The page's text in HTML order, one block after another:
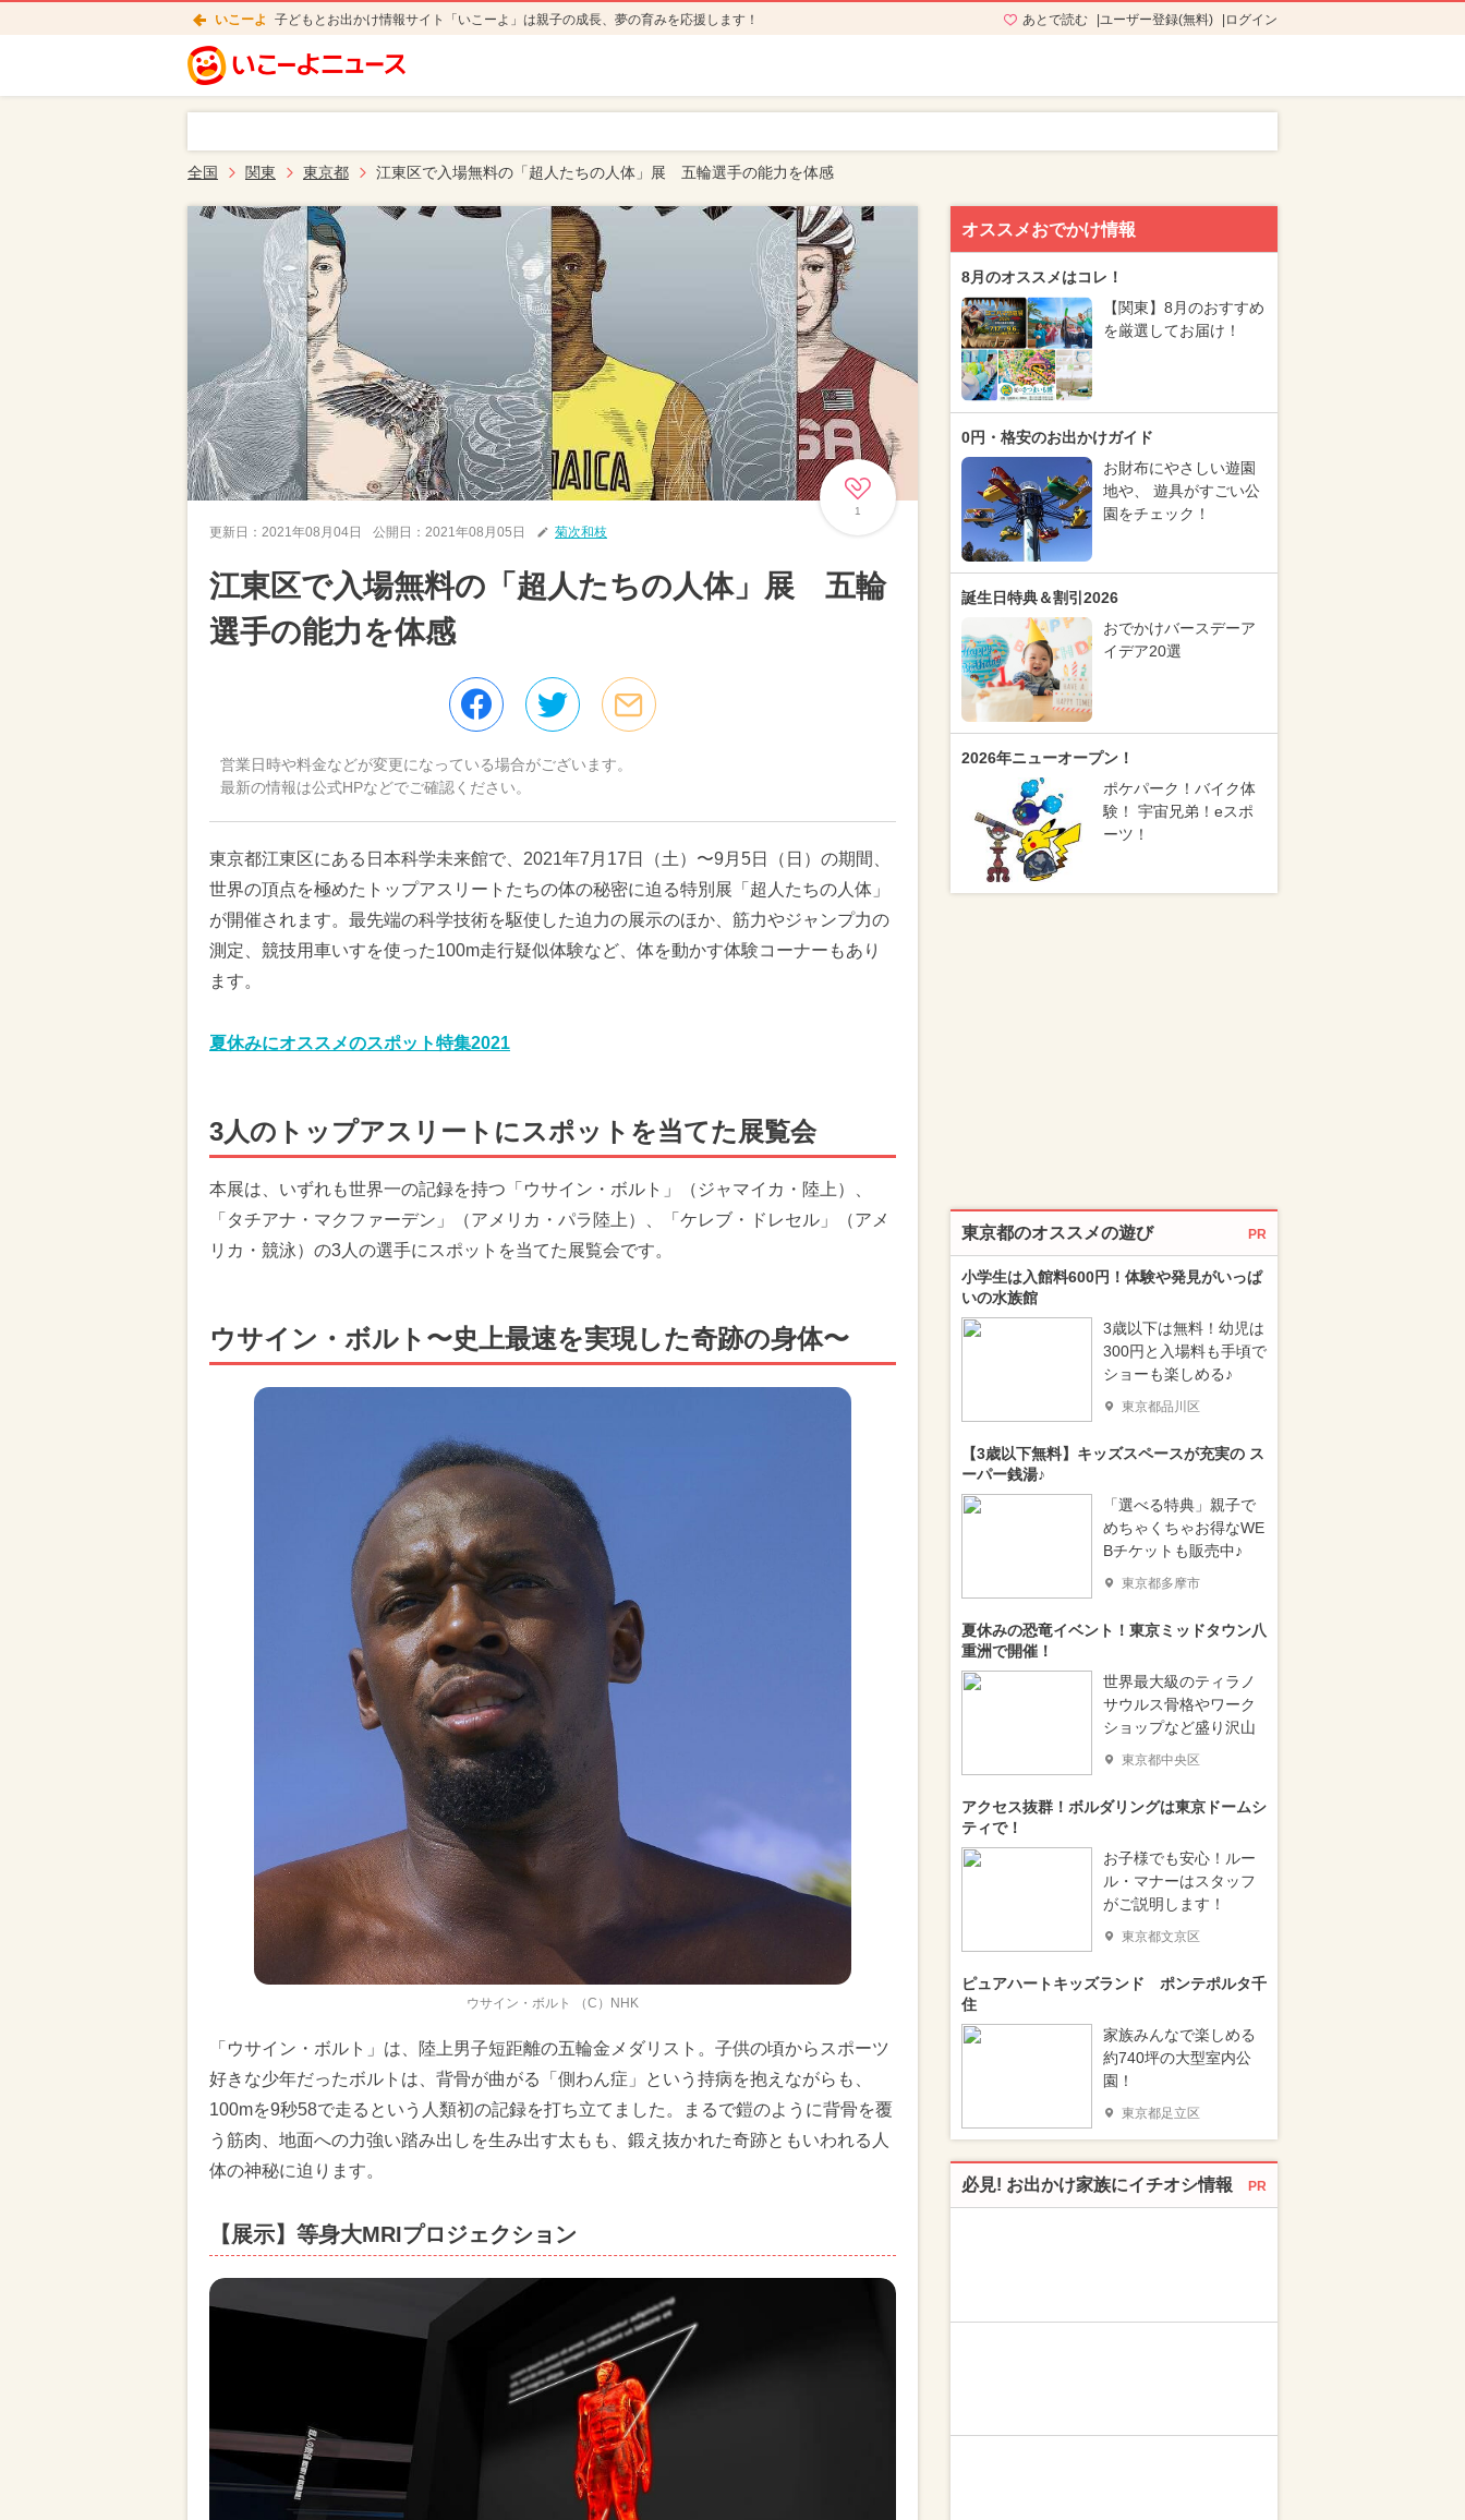
いこーよ 子どもとお出かけ情報サイト「いこーよ」は親子の成長、夢の育みを応援します！ あとで読む ユーザー登録(無料) ログイン
全国 関東 東京都 江東区で入場無料の「超人たちの人体」展 五輪選手の能力を体感
1
更新日： 2021年08月04日 公開日： 2021年08月05日 菊次和枝
江東区で入場無料の「超人たちの人体」展 五輪
選手の能力を体感
営業日時や料金などが変更になっている場合がございます。
最新の情報は公式HPなどでご確認ください。
東京都江東区にある日本科学未来館で、2021年7月17日（土）〜9月5日（日）の期間、
世界の頂点を極めたトップアスリートたちの体の秘密に迫る特別展「超人たちの人体」
が開催されます。最先端の科学技術を駆使した迫力の展示のほか、筋力やジャンプ力の
測定、競技用車いすを使った100m走行疑似体験など、体を動かす体験コーナーもあり
ます。
夏休みにオススメのスポット特集2021
3人のトップアスリートにスポットを当てた展覧会
本展は、いずれも世界一の記録を持つ「ウサイン・ボルト」（ジャマイカ・陸上）、
「タチアナ・マクファーデン」（アメリカ・パラ陸上）、「ケレブ・ドレセル」（アメ
リカ・競泳）の3人の選手にスポットを当てた展覧会です。
ウサイン・ボルト〜史上最速を実現した奇跡の身体〜
ウサイン・ボルト （C）NHK
「ウサイン・ボルト」は、陸上男子短距離の五輪金メダリスト。子供の頃からスポーツ
好きな少年だったボルトは、背骨が曲がる「側わん症」という持病を抱えながらも、
100mを9秒58で走るという人類初の記録を打ち立てました。まるで鎧のように背骨を覆
う筋肉、地面への力強い踏み出しを生み出す太もも、鍛え抜かれた奇跡ともいわれる人
体の神秘に迫ります。
【展示】等身大MRIプロジェクション
オススメおでかけ情報
8月のオススメはコレ！
【関東】8月のおすすめ
を厳選してお届け！
0円・格安のお出かけガイド
お財布にやさしい遊園
地や、 遊具がすごい公
園をチェック！
誕生日特典＆割引2026
おでかけバースデーア
イデア20選
2026年ニューオープン！
ポケパーク！バイク体
験！ 宇宙兄弟！eスポ
ーツ！
東京都のオススメの遊び PR
小学生は入館料600円！体験や発見がいっぱ
いの水族館
3歳以下は無料！幼児は
300円と入場料も手頃で
ショーも楽しめる♪
東京都品川区
【3歳以下無料】キッズスペースが充実の ス
ーパー銭湯♪
「選べる特典」親子で
めちゃくちゃお得なWE
Bチケットも販売中♪
東京都多摩市
夏休みの恐竜イベント！東京ミッドタウン八
重洲で開催！
世界最大級のティラノ
サウルス骨格やワーク
ショップなど盛り沢山
東京都中央区
アクセス抜群！ボルダリングは東京ドームシ
ティで！
お子様でも安心！ルー
ル・マナーはスタッフ
がご説明します！
東京都文京区
ピュアハートキッズランド ポンテポルタ千
住
家族みんなで楽しめる
約740坪の大型室内公
園！
東京都足立区
必見! お出かけ家族にイチオシ情報 PR